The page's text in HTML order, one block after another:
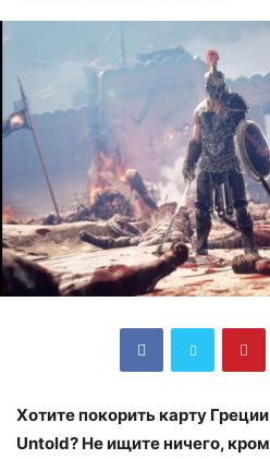
Хотите покорить карту
Untold? Не ищите ничего,